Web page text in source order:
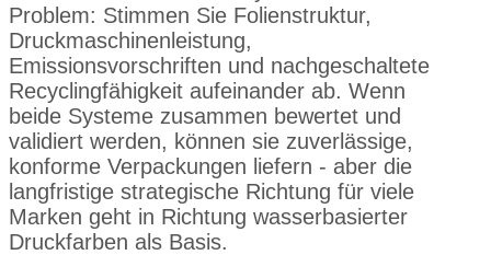
Problem: Stimmen Sie Folienstruktur,
Druckmaschinenleistung,
Emissionsvorschriften und nachgeschaltete
Recyclingfähigkeit aufeinander ab. Wenn
beide Systeme zusammen bewertet und
validiert werden, können sie zuverlässige,
konforme Verpackungen liefern - aber die
langfristige strategische Richtung für viele
Marken geht in Richtung wasserbasierter
Druckfarben als Basis.